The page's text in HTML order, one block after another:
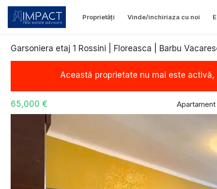
Proprietăți Vinde/inchiriaza cu noi
Garsoniera etaj 1 Rossini | Floreasca | Barbu
Această proprietate nu mai este activă,
65,000 €